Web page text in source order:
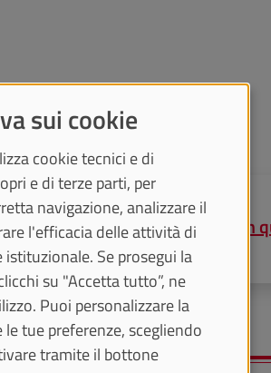
consumo di energia, IA: un
sui cookie
cookie tecnici e di
e di terze parti, per
navigazione, analizzare il
l'efficacia delle attività di
Se prosegui la
su "Accetta tutto”, ne
Puoi personalizzare la
le tue preferenze, scegliendo
tramite il bottone